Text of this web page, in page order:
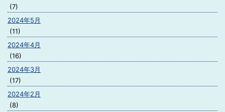
(7)
2024年5月
(11)
2024年4月
(16)
2024年3月
(17)
2024年2月
(8)